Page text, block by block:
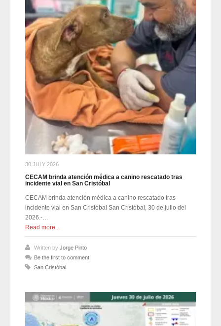
30 JULY 2026
CECAM brinda atención médica a canino rescatado tras
incidente vial en San Cristóbal
CECAM brinda atención médica a canino rescatado tras
incidente vial en San Cristóbal San Cristóbal, 30 de julio del
2026.-…
Read more...
Written by Jorge Pinto
Be the first to comment!
San Cristóbal